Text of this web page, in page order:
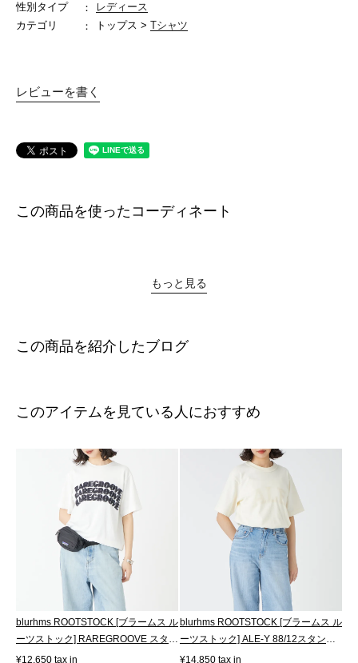
性別タイプ
レディース
カテゴリ
トップス > Tシャツ
レビューを書く
この商品を使ったコーディネート
もっと見る
この商品を紹介したブログ
このアイテムを見ている人におすすめ
blurhms ROOTSTOCK [ブラームス ル
ーツストック] RAREGROOVE スタン
ダード...
¥12,650 tax in
blurhms ROOTSTOCK [ブラームス ル
ーツストック] ALE-Y 88/12スタンダ
ード...
¥14,850 tax in